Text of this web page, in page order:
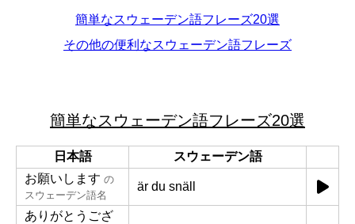
簡単なスウェーデン語フレーズ20選
その他の便利なスウェーデン語フレーズ
簡単なスウェーデン語フレーズ20選
日本語
スウェーデン語
お願いします の
スウェーデン語名
är du snäll
ありがとうござ